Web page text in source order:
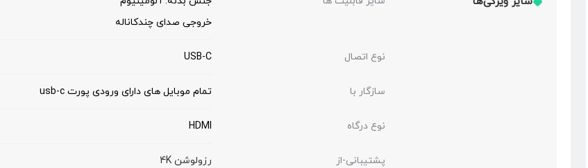
خروجی صدای چندکاناله
نوع اتصال USB-C
سازگار با تمام موبایل های دارای ورودی پورت usb-c
نوع درگاه HDMI
پشتیبانی-از رزولوشن 4K